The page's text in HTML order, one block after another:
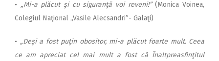
• „Mi-a plăcut şi cu siguranţă voi reveni!”(Monica Voinea,
Colegiul Naţional „Vasile Alecsandri”- Galaţi)
• „Deşi a fost puţin obositor, mi-a plăcut foarte mult. Ceea
ce am apreciat cel mai mult a fost că Înaltpreasfinţitul